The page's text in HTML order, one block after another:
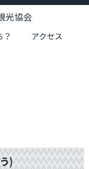
光協会
アクセス
)